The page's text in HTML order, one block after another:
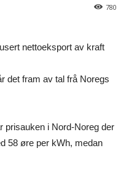
780
nettoeksport av kraft
det fram av tal frå Noregs
prisauken i Nord-Noreg der
58 øre per kWh, medan